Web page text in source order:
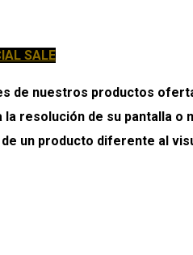
SALE
de nuestros productos
resolución de su pantalla
un producto diferente al